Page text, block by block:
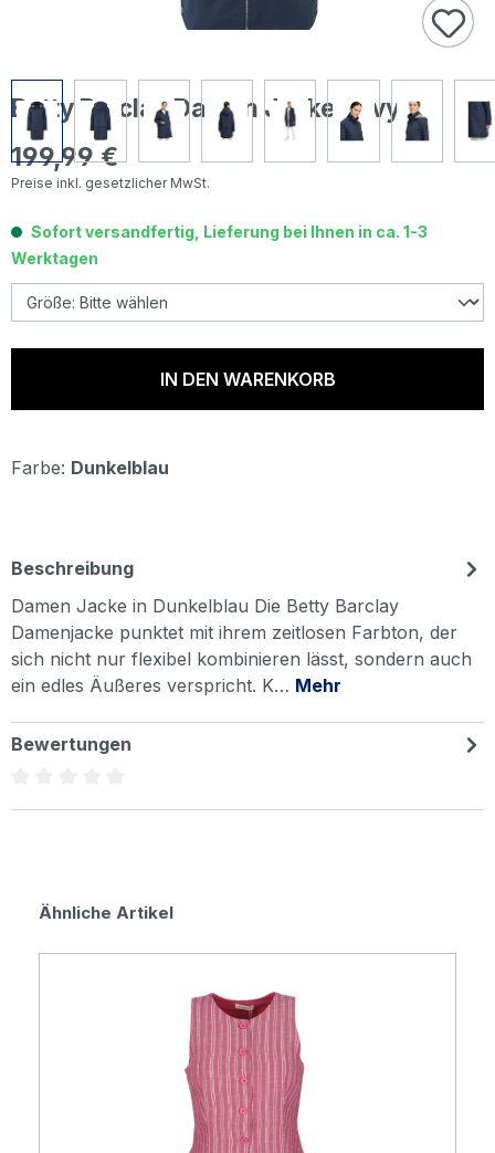
Betty Barclay Damen Jacke navy
Regulärer Preis:
199,99 €
Preise inkl. gesetzlicher MwSt.
Sofort versandfertig, Lieferung bei Ihnen in ca. 1-3
Werktagen
IN DEN WARENKORB
Farbe: Dunkelblau
Beschreibung
Damen Jacke in Dunkelblau Die Betty Barclay
Damenjacke punktet mit ihrem zeitlosen Farbton, der
sich nicht nur flexibel kombinieren lässt, sondern auch
ein edles Äußeres verspricht. K… Mehr
Bewertungen
Produktgalerie überspringen
Ähnliche Artikel